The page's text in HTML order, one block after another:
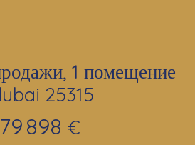
1 помещение
25315
898 €